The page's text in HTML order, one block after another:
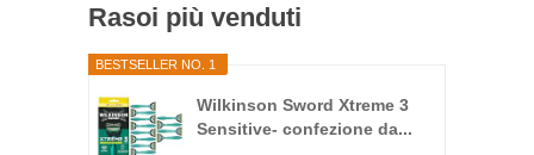
Rasoi più venduti
BESTSELLER NO. 1
Wilkinson Sword Xtreme 3
Sensitive- confezione da...